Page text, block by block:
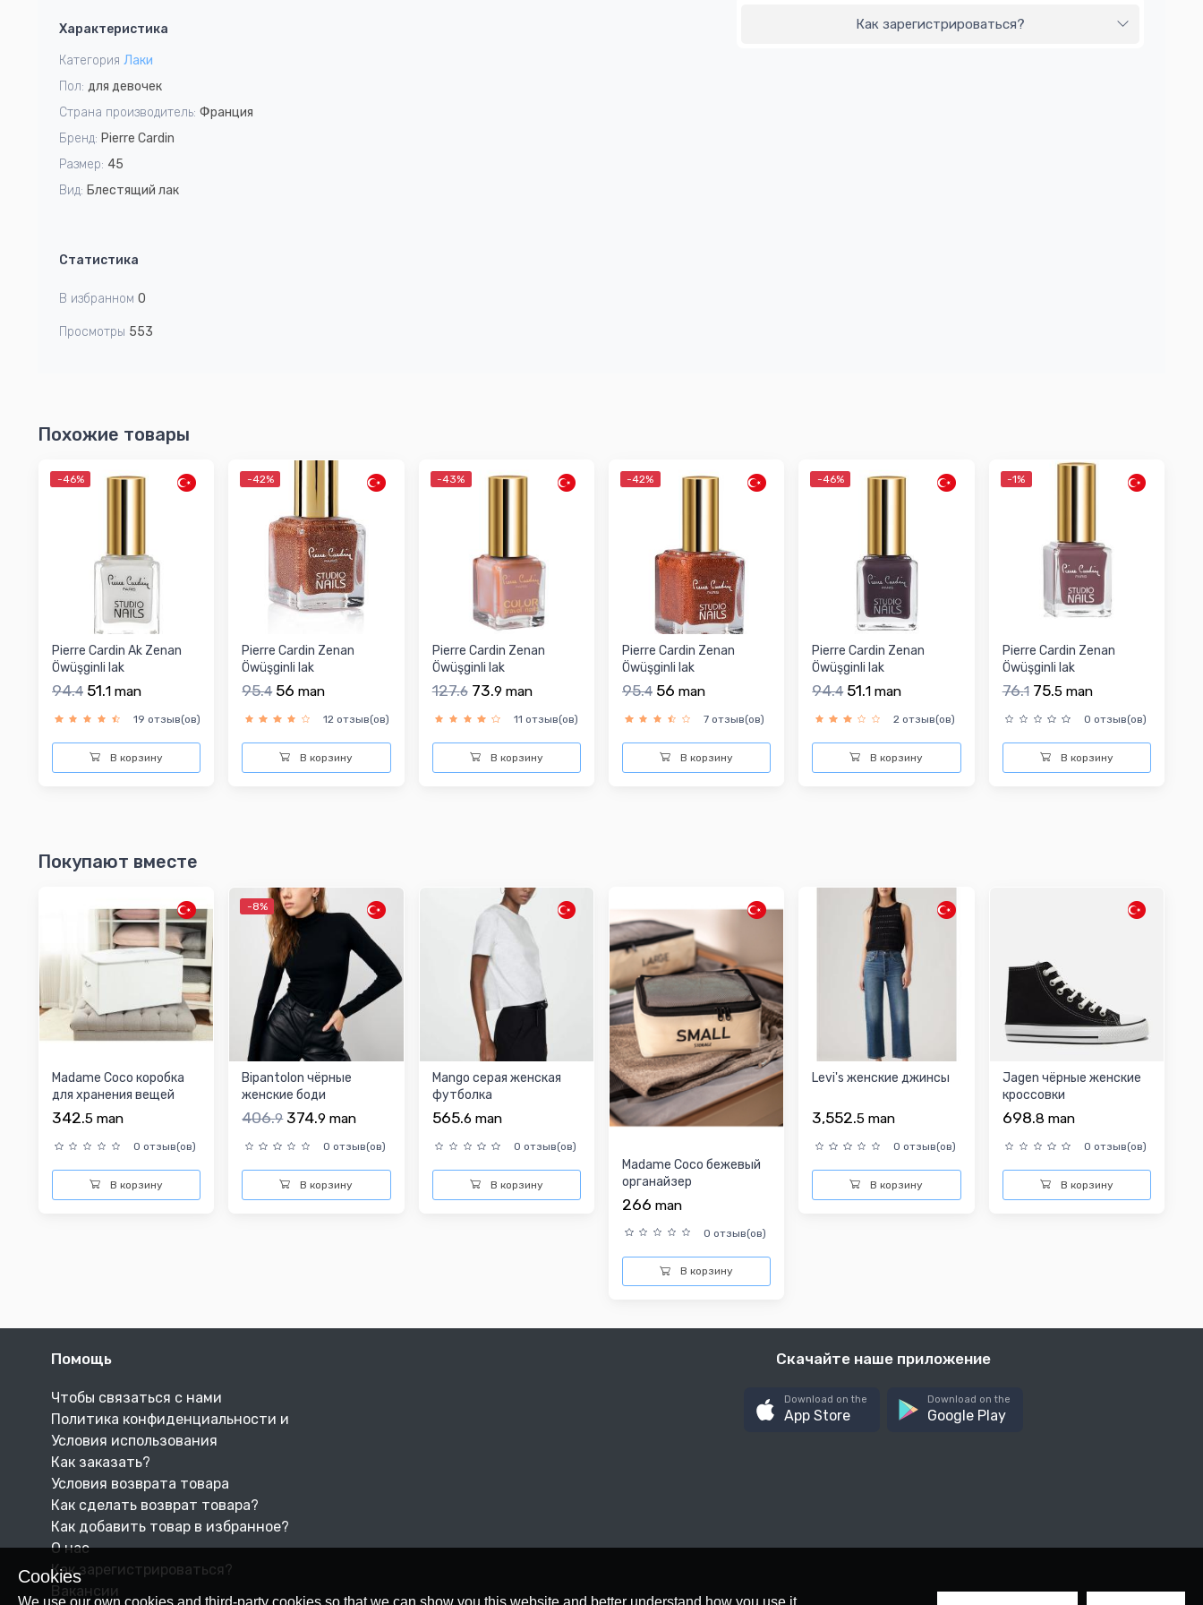
2
Характеристика
Категория Лаки
Пол: для девочек
Страна производитель: Франция
Бренд: Pierre Cardin
Размер: 45
Вид: Блестящий лак
Статистика
В избранном 0
Просмотры 553
Как зарегистрироваться?
Похожие товары
-46%
Pierre Cardin Ak Zenan
Öwüşginli lak
94.4 51.1 man
19 отзыв(ов)
В корзину
-42%
Pierre Cardin Zenan
Öwüşginli lak
95.4 56man
12 отзыв(ов)
В корзину
-43%
Pierre Cardin Zenan
Öwüşginli lak
127.6 73.9 man
11 отзыв(ов)
В корзину
-42%
Pierre Cardin Zenan
Öwüşginli lak
95.4 56 man
7 отзыв(ов)
В корзину
-46%
Pierre Cardin Zenan
Öwüşginli lak
94.4 51.1 man
2 отзыв(ов)
В корзину
-1%
Pierre Cardin Zenan
Öwüşginli lak
76.1 75.5 man
0 отзыв(ов)
В корзину
Покупают вместе
Madame Coco коробка
для хранения вещей
342.5 man
0 отзыв(ов)
В корзину
-8%
Bipantolon чёрные
женские боди
406.9 374.9 man
0 отзыв(ов)
В корзину
Mango серая женская
футболка
565.6 man
0 отзыв(ов)
В корзину
Madame Coco бежевый
органайзер
266 man
0 отзыв(ов)
В корзину
Levi's женские джинсы
3,552.5 man
0 отзыв(ов)
В корзину
Jagen чёрные женские
кроссовки
698.8 man
0 отзыв(ов)
В корзину
Cookies
We use our own cookies and third-party cookies so that we can show you this website and better understand how you use it,
Помощь
Чтобы связаться с нами
Политика конфиденциальности и
Условия использования
Как заказать?
Условия возврата товара
Как сделать возврат товара?
Как добавить товар в избранное?
О нас
Как зарегистрироваться?
Вакансии
Скачайте наше приложение
Download on the
App Store
Download on the
Google Play